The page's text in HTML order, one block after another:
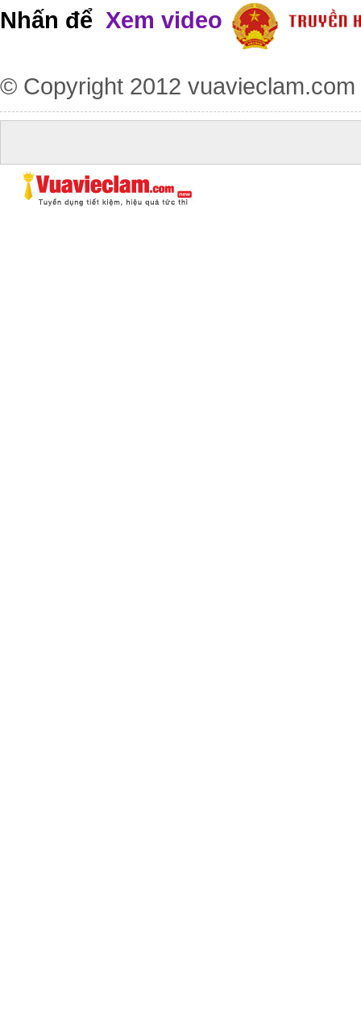
Nhấn để Xem video
© Copyright 2012 vuavieclam.com